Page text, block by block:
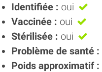
Identifiée : oui
Vaccinée : oui
Stérilisée : oui
Problème de santé :
Poids approximatif :